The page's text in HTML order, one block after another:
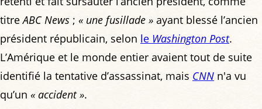
titreABC News ; « une fusillade » ayant blessé l’ancien
président républicain, selon le Washington Post.
L’Amérique et le monde entier avaient tout de suite
identifié la tentative d’assassinat, mais CNN n'a vu
qu’un « accident ».